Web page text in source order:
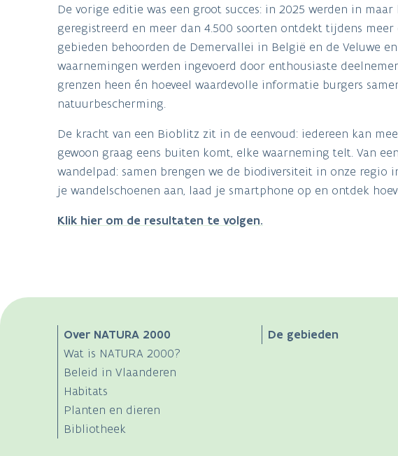
De vorige editie was een groot succes: in 2025 werden in
geregistreerd en meer dan 4.500 soorten ontdekt tijdens
gebieden behoorden de Demervallei in België en de Veluwe
waarnemingen werden ingevoerd door enthousiaste
grenzen heen én hoeveel waardevolle informatie burgers
natuurbescherming.
De kracht van een Bioblitz zit in de eenvoud: iedereen kan
gewoon graag eens buiten komt, elke waarneming telt. Van
wandelpad: samen brengen we de biodiversiteit in onze regio
je wandelschoenen aan, laad je smartphone op en ontdek
Klik hier om de resultaten te volgen.
Main
navigation
Over NATURA 2000
Wat is NATURA 2000?
Beleid in Vlaanderen
Habitats
Planten en dieren
Bibliotheek
De gebieden